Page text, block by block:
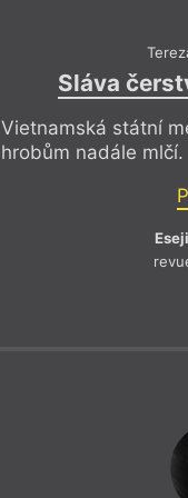
Sláva
Vietnamská státní
hrobům nadále mlčí.